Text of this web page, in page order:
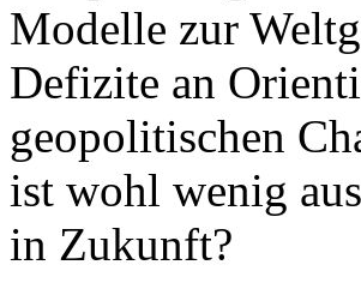
Modelle zur
Defizite an
geopolitischen
ist wohl wenig
in Zukunft?